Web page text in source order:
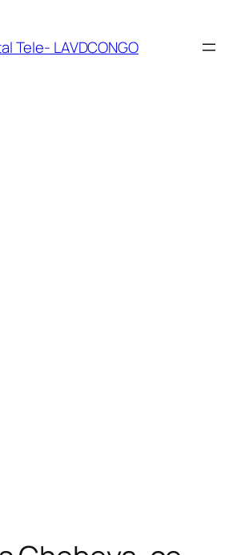
Tele- LAVDCONGO